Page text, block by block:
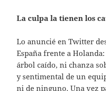
La culpa la tienen los
Lo anuncié en Twitter
España frente a
árbol caído, ni chanza
y sentimental de un
ni de ninguno. Una vez